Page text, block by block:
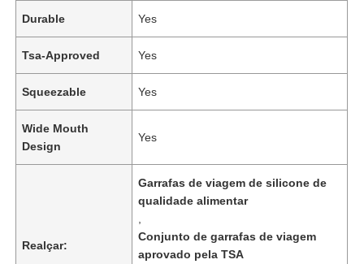
Durable Yes
Tsa-Approved Yes
Squeezable Yes
Wide Mouth
Design
Yes
Realçar:
Garrafas de viagem de silicone de
qualidade alimentar
Conjunto de garrafas de viagem
aprovado pela TSA